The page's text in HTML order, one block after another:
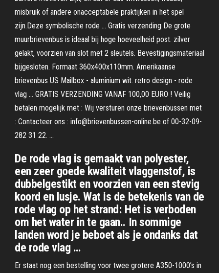
misbruik of andere onacceptabele praktijken in het spel
zijn.Deze symbolische rode … Gratis verzending De grote
muurbrievenbus is ideaal bij hoge hoeveelheid post. zilver
gelakt, voorzien van slot met 2 sleutels. Bevestigingsmateriaal
bijgesloten. Formaat 360x400x110mm. Amerikaanse
brievenbus US Mailbox - aluminium wit. retro design - rode
vlag … GRATIS VERZENDING VANAF 100,00 EURO ! Veilig
betalen mogelijk met : Wij versturen onze brievenbussen met
: Contacteer ons : info@brievenbussen-online.be of 00-32-09-
282 31 22. …
De rode vlag is gemaakt van polyester,
een zeer goede kwaliteit vlaggenstof, is
dubbelgestikt en voorzien van een stevig
koord en lusje. Wat is de betekenis van de
rode vlag op het strand: Het is verboden
om het water in te gaan.. In sommige
landen word je beboet als je ondanks dat
de rode vlag …
Er staat nog een bestelling voor twee grotere A350-1000’s in